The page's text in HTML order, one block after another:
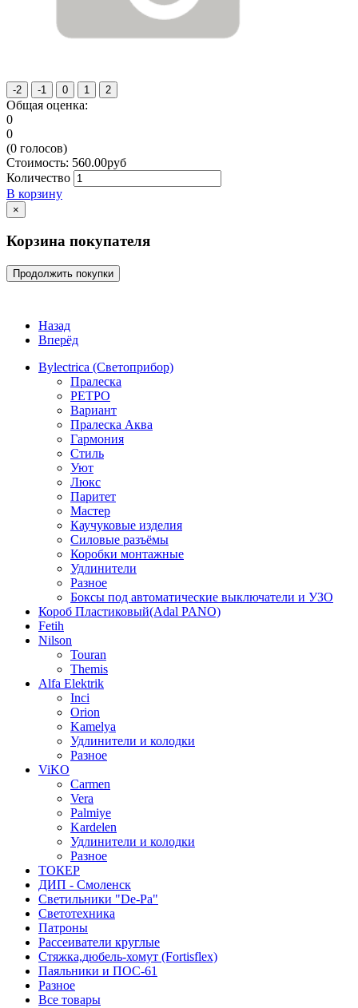
Общая оценка:
0
0
(0 голосов)
Стоимость: 560.00руб
Количество
В корзину
×
Корзина покупателя
Продолжить покупки
Назад
Вперёд
Bylectrica (Светоприбор)
Пралеска
РЕТРО
Вариант
Пралеска Аква
Гармония
Стиль
Уют
Люкс
Паритет
Мастер
Каучуковые изделия
Силовые разъёмы
Коробки монтажные
Удлинители
Разное
Боксы под автоматические выключатели и УЗО
Короб Пластиковый(Adal PANO)
Fetih
Nilson
Touran
Themis
Alfa Elektrik
Inci
Orion
Kamelya
Удлинители и колодки
Разное
ViKO
Carmen
Vera
Palmiye
Kardelen
Удлинители и колодки
Разное
ТОКЕР
ДИП - Смоленск
Светильники "De-Pa"
Светотехника
Патроны
Рассеиватели круглые
Стяжка,дюбель-хомут (Fortisflex)
Паяльники и ПОС-61
Разное
Все товары